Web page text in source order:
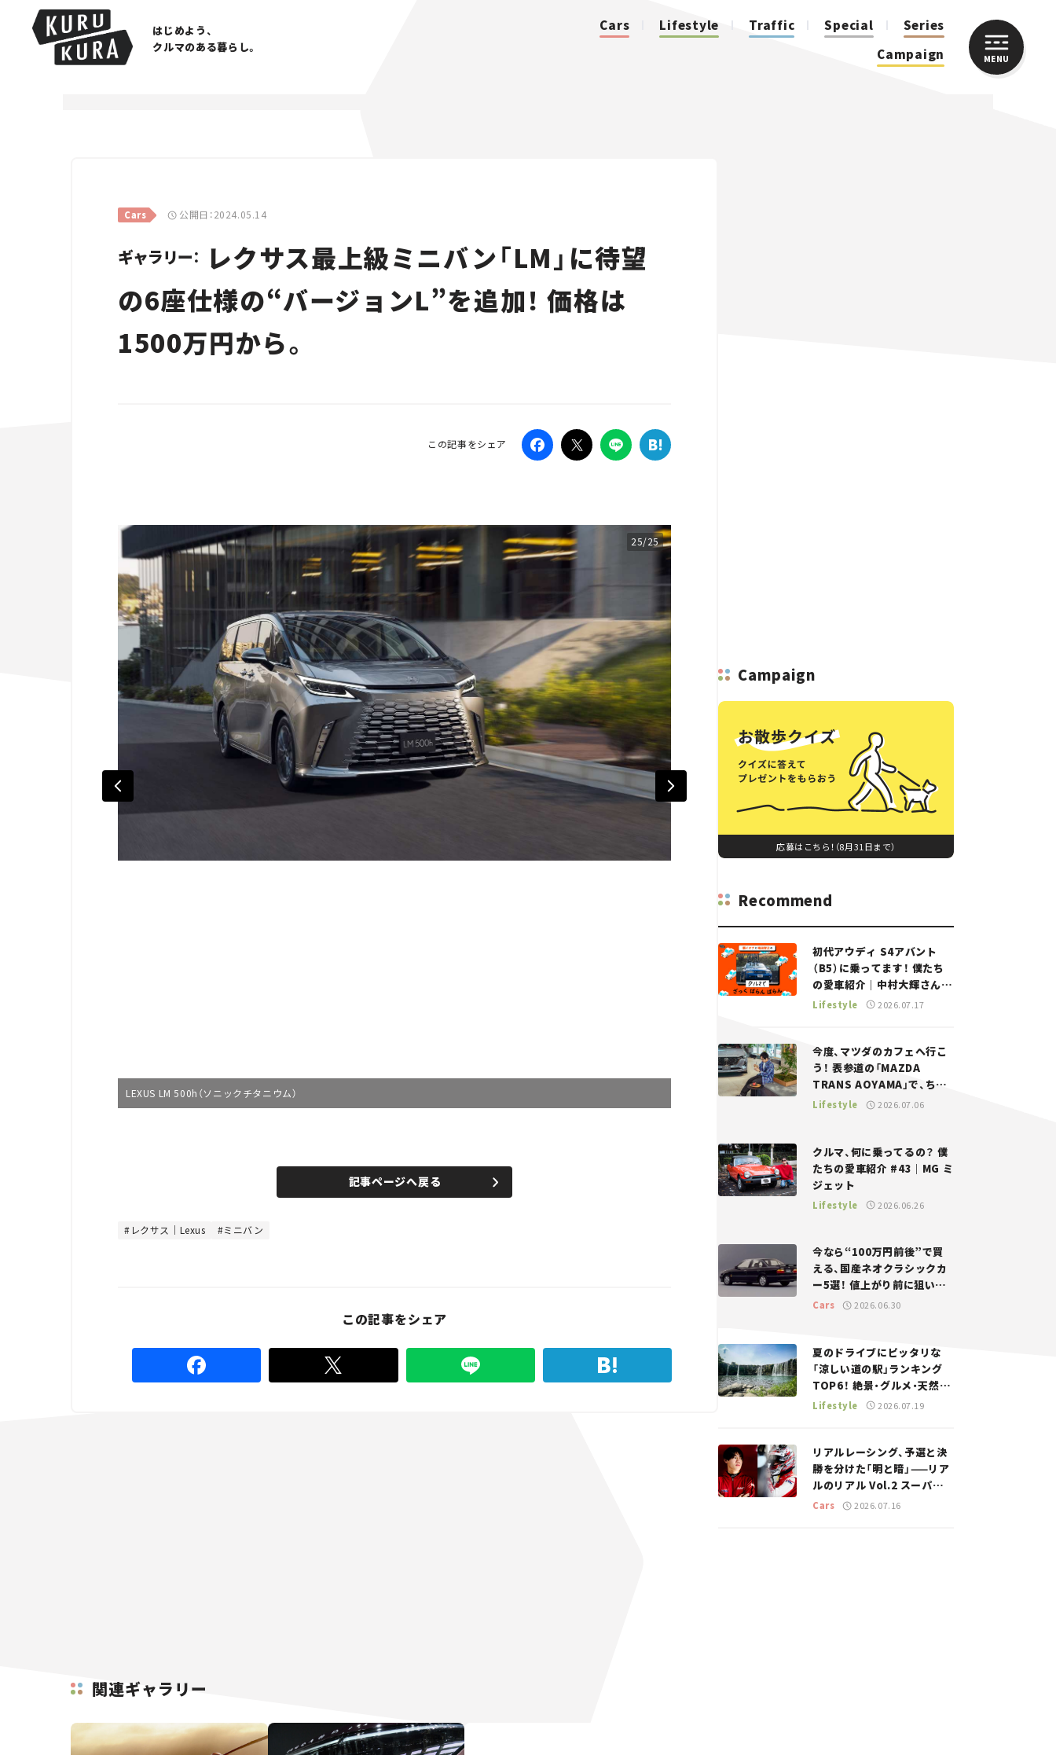
はじめよう、
クルマのある暮らし。
Cars Lifestyle Traffic Special
Series
Campaign
MENU
Cars 公開日：2024.05.14
ギャラリー： レクサス最上級ミニバン「LM」に待望
の6座仕様の“バージョンL”を追加！ 価格は
1500万円から。
この記事をシェア
25/25
LEXUS LM 500h（ソニックチタニウム）
0
.
記事ページへ戻る
レクサス｜Lexus ミニバン
この記事をシェア
関連ギャラリー
Campaign
応募はこちら！（8月31日まで）
Recommend
初代アウディ S4アバント
（B5）に乗ってます！ 僕たち
の愛車紹介｜中村大輝さん
——瀬イオナと嶋田智之の
Lifestyle 2026.07.17
今度、マツダのカフェへ行こ
う！ 表参道の「MAZDA
TRANS AOYAMA」で、ちょ
っとひと息。——連載｜CCG
Lifestyle 2026.07.06
クルマ、何に乗ってるの？ 僕
たちの愛車紹介 #43｜MG ミ
ジェット
Lifestyle 2026.06.26
今なら“100万円前後”で買
える、国産ネオクラシックカ
ー5選！ 値上がり前に狙いた
い、中古車探しをお手伝い――ち
Cars 2026.06.30
夏のドライブにピッタリな
「涼しい道の駅」ランキング
TOP6！ 絶景・グルメ・天然ク
ーラーなど、避暑におすすめ
Lifestyle 2026.07.19
リアルレーシング、予選と決
勝を分けた「明と暗」——リア
ルのリアル Vol.2 スーパー
GT 2026開幕戦 岡山国際サ
Cars 2026.07.16
CLOSE
Traffic
Special